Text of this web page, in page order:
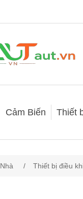
Cảm Biến Thiết
Nhà / Thiết bị điều